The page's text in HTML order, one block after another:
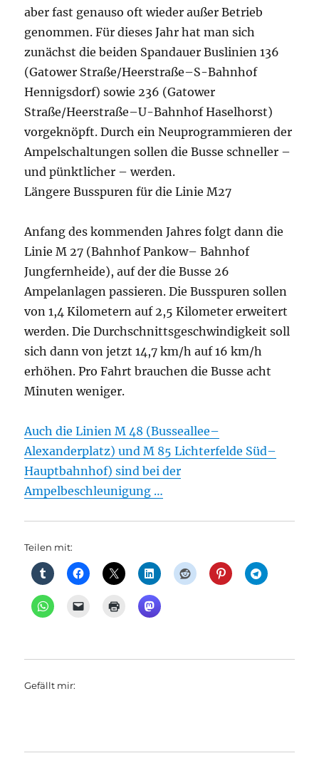
aber fast genauso oft wieder außer Betrieb
genommen. Für dieses Jahr hat man sich
zunächst die beiden Spandauer Buslinien 136
(Gatower Straße/Heerstraße–S-Bahnhof
Hennigsdorf) sowie 236 (Gatower
Straße/Heerstraße–U-Bahnhof Haselhorst)
vorgeknöpft. Durch ein Neuprogrammieren der
Ampelschaltungen sollen die Busse schneller –
und pünktlicher – werden.
Längere Busspuren für die Linie M27
Anfang des kommenden Jahres folgt dann die
Linie M 27 (Bahnhof Pankow– Bahnhof
Jungfernheide), auf der die Busse 26
Ampelanlagen passieren. Die Busspuren sollen
von 1,4 Kilometern auf 2,5 Kilometer erweitert
werden. Die Durchschnittsgeschwindigkeit soll
sich dann von jetzt 14,7 km/h auf 16 km/h
erhöhen. Pro Fahrt brauchen die Busse acht
Minuten weniger.
Auch die Linien M 48 (Busseallee–
Alexanderplatz) und M 85 Lichterfelde Süd–
Hauptbahnhof) sind bei der
Ampelbeschleunigung …
Teilen mit:
Gefällt mir: